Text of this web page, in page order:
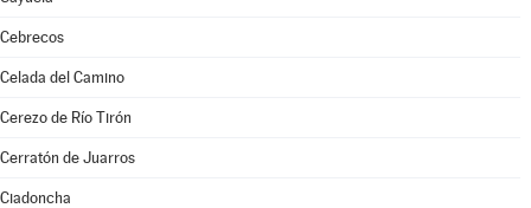
Cebrecos
Celada del Camino
Cerezo de Río Tirón
Cerratón de Juarros
Ciadoncha